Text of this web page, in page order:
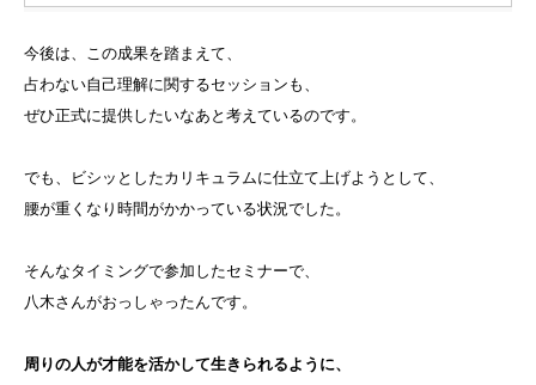
今後は、この成果を踏まえて、
占わない自己理解に関するセッションも、
ぜひ正式に提供したいなあと考えているのです。
でも、ビシッとしたカリキュラムに仕立て上げようとして、
腰が重くなり時間がかかっている状況でした。
そんなタイミングで参加したセミナーで、
八木さんがおっしゃったんです。
周りの人が才能を活かして生きられるように、